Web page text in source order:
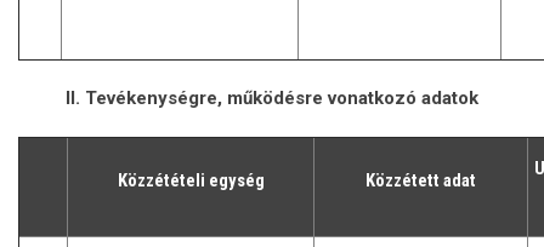
II. Tevékenységre, működésre vonatkozó adatok
Közzétételi egység Közzétett adat